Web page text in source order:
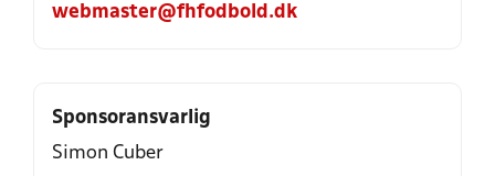
webmaster@fhfodbold.dk
Sponsoransvarlig
Simon Cuber